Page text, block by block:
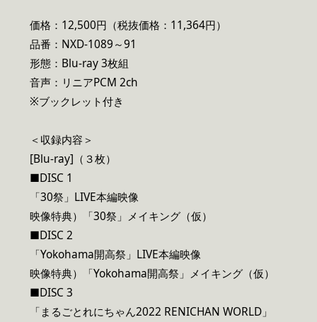
価格：12,500円（税抜価格：11,364円）
品番：NXD-1089～91
形態：Blu-ray 3枚組
音声：リニアPCM 2ch
※ブックレット付き
＜収録内容＞
[Blu-ray]（３枚）
■DISC 1
「30祭」LIVE本編映像
映像特典）「30祭」メイキング（仮）
■DISC 2
「Yokohama開高祭」LIVE本編映像
映像特典）「Yokohama開高祭」メイキング（仮）
■DISC 3
「まるごとれにちゃん2022 RENICHAN WORLD」